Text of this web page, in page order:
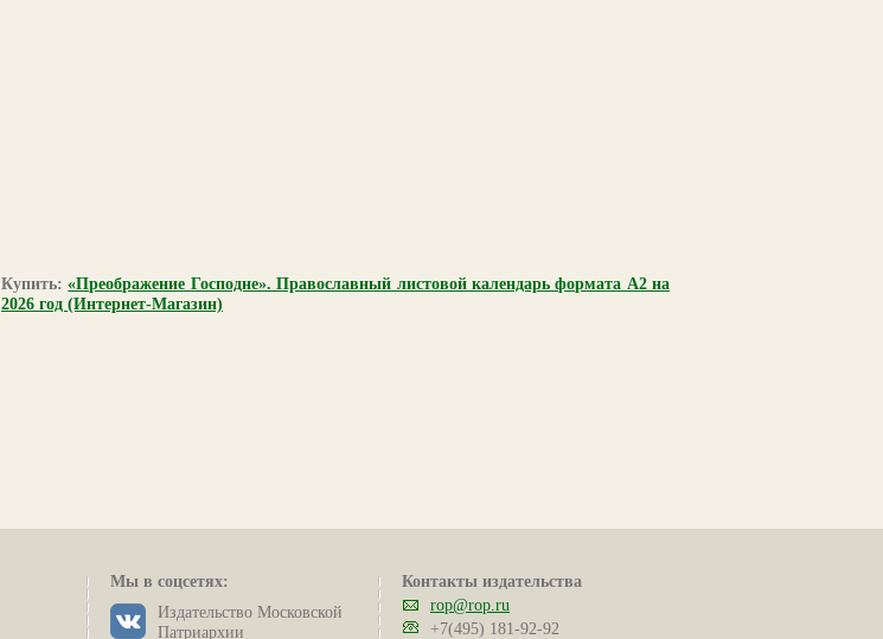
Купить:«Преображение Господне». Православный листовой календарь формата А2 на
2026 год (Интернет-Магазин)
Мы в соцсетях:
Издательство Московской
Патриархии
Контакты издательства
rop@rop.ru
+7(495) 181-92-92